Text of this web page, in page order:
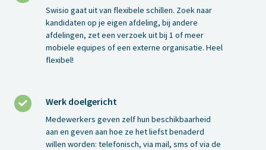
Swisio gaat uit van flexibele schillen. Zoek naar
kandidaten op je eigen afdeling, bij andere
afdelingen, zet een verzoek uit bij 1 of meer
mobiele equipes of een externe organisatie. Heel
flexibel!
flexibele
schillen
Werk doelgericht
Medewerkers geven zelf hun beschikbaarheid
aan en geven aan hoe ze het liefst benaderd
willen worden: telefonisch, via mail, sms of via de
Werk
doelgericht